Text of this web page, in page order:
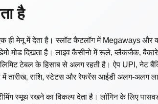
है
ही मेनू में देता है। स्लॉट कैटलॉग में Megaways और
मोड दिखता है। लाइव कैसीनो में रूले, ब्लैकजैक,
टेबल के हिसाब से अलग रहती है। ऐप UPI, नेट
में तारीख, राशि, स्टेटस और रेफरेंस आईडी अलग-अलग
स्मूथ रखने का विकल्प देता है। लॉगिन के लिए